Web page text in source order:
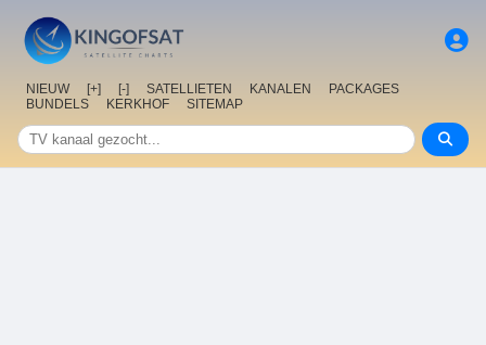
NIEUW [+] [-] SATELLIETEN KANALEN
PACKAGES
BUNDELS
KERKHOF SITEMAP